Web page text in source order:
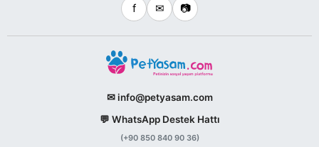
f ✉ 📷
✉ info@petyasam.com
💬 WhatsApp Destek Hattı
(+90 850 840 90 36)